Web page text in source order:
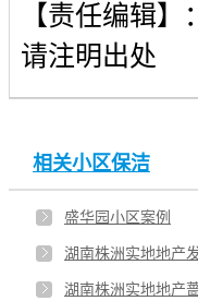
【责任编辑】：
请注明出处
相关小区保洁
盛华园小区案例